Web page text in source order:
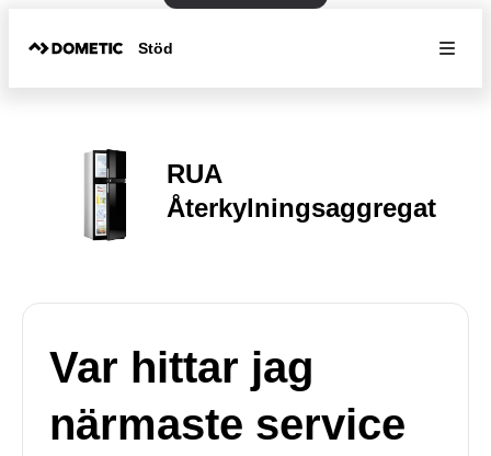
Stöd
RUA
Återkylningsaggregat
Var hittar jag
närmaste service